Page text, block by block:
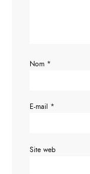
Nom *
E-mail *
Site web